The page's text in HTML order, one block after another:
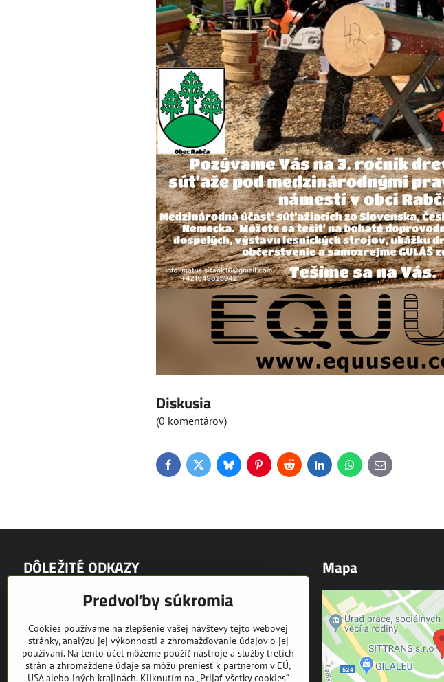
Diskusia
(0 komentárov)
FacebookTwitterBlueskyPinterestRedditLinkedInWhatsApp
E-
mail
DÔLEŽITÉ ODKAZY
Výrobný program EQUUS
Video prezentácie
Fotogaléria
Partneri
Bazár
Mapa
Predvoľby súkromia
Cookies používame na zlepšenie vašej návštevy tejto webovej
stránky, analýzu jej výkonnosti a zhromažďovanie údajov o jej
používaní. Na tento účel môžeme použiť nástroje a služby tretích
strán a zhromaždené údaje sa môžu preniesť k partnerom v EÚ,
USA alebo iných krajinách. Kliknutím na „Prijať všetky cookies“